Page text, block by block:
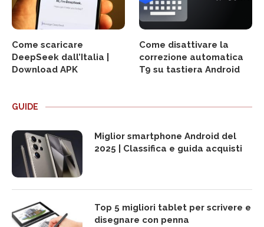
Come scaricare
DeepSeek dall’Italia |
Download APK
Come disattivare la
correzione automatica
T9 su tastiera Android
GUIDE
Miglior smartphone Android del
2025 | Classifica e guida acquisti
Top 5 migliori tablet per scrivere e
disegnare con penna